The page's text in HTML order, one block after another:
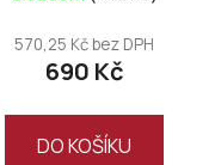
570,25 Kč bez DPH
690 Kč
DO KOŠÍKU